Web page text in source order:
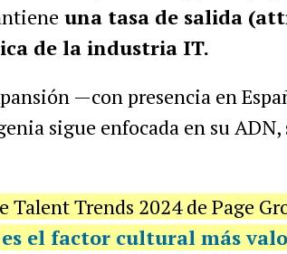
una tasa de salida
de la industria IT.
—con presencia en
sigue enfocada en su
Talent Trends 2024 de Page
el factor cultural más